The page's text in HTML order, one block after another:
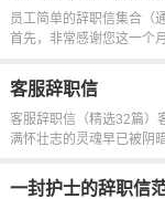
员工简单的辞职信集合（
首先，非常感谢您这一个
客服辞职信
客服辞职信（精选32篇）
满怀壮志的灵魂早已被阴
一封护士的辞职信